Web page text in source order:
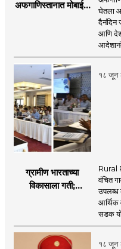
that is
motionlessness
journalism for a
be the side of the
अफगाणिस्तानात मोबाईल
घेतला
दैनंदिन
आणि
१८ जून
ग्रामीण भारताच्या
विकासाला गती;
लक्ष्य!
Rural
वंचित
उपलब्ध
आर्थिक
सडक
१८ जून